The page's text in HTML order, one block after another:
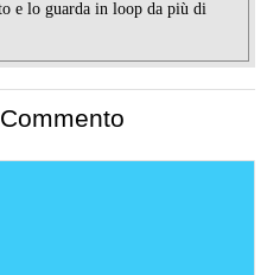
e lo guarda in loop da più di